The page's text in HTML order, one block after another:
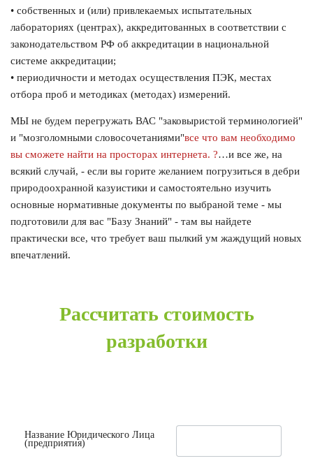
• собственных и (или) привлекаемых испытательных
лабораториях (центрах), аккредитованных в соответствии с
законодательством РФ об аккредитации в национальной
системе аккредитации;
• периодичности и методах осуществления ПЭК, местах
отбора проб и методиках (методах) измерений.
МЫ не будем перегружать ВАС "заковыристой терминологией"
и "мозголомными словосочетаниями"все что вам необходимо
вы сможете найти на просторах интернета. ?…и все же, на
всякий случай, - если вы горите желанием погрузиться в дебри
природоохранной казуистики и самостоятельно изучить
основные нормативные документы по выбраной теме - мы
подготовили для вас "Базу Знаний" - там вы найдете
практически все, что требует ваш пылкий ум жаждущий новых
впечатлений.
Рассчитать стоимость
разработки
Название Юридического Лица
(предприятия)